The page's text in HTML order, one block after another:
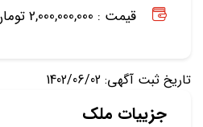
قیمت : 2,000,000,000 تومان /
تاریخ ثبت آگهی: 1402/06/02
جزییات ملک